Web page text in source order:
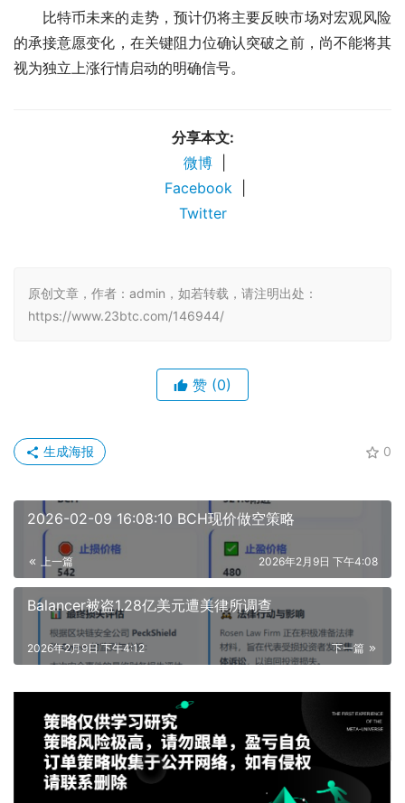
比特币未来的走势，预计仍将主要反映市场对宏观风险
的承接意愿变化，在关键阻力位确认突破之前，尚不能将其
视为独立上涨行情启动的明确信号。
分享本文:
微博
Facebook
Twitter
原创文章，作者：admin，如若转载，请注明出处：
https://www.23btc.com/146944/
赞 (0)
0
生成海报
2026-02-09 16:08:10 BCH现价做空策略
上一篇 2026年2月9日 下午4:08
Balancer被盗1.28亿美元遭美律所调查
下一篇
2026年2月9日 下午4:12